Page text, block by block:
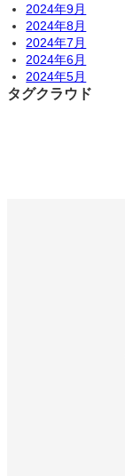
2024年9月
2024年8月
2024年7月
2024年6月
2024年5月
タグクラウド